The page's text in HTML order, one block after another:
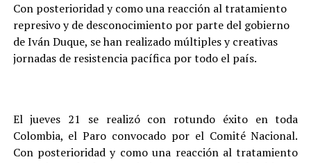
Con posterioridad y como una reacción al tratamiento
represivo y de desconocimiento por parte del gobierno
de Iván Duque, se han realizado múltiples y creativas
jornadas de resistencia pacífica por todo el país.
El jueves 21 se realizó con rotundo éxito en toda
Colombia, el Paro convocado por el Comité Nacional.
Con posterioridad y como una reacción al tratamiento